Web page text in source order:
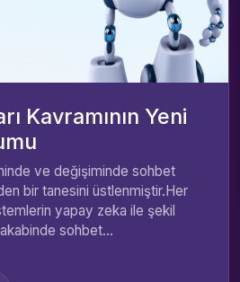
Kavramının Yeni
ve değişiminde sohbet
bir tanesini üstlenmiştir.Her
yapay zeka ile şekil
akabinde sohbet...